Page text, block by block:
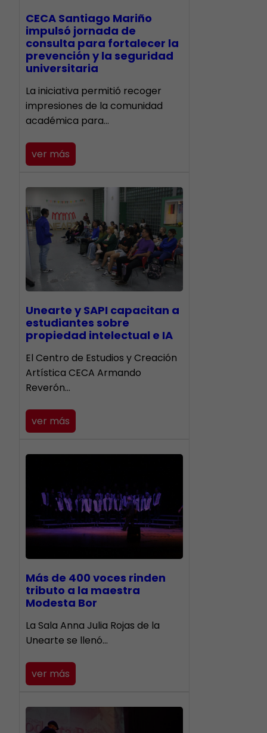
CECA Santiago Mariño
impulsó jornada de
consulta para fortalecer la
prevención y la seguridad
universitaria
La iniciativa permitió recoger
impresiones de la comunidad
académica para…
ver más
Unearte y SAPI capacitan a
estudiantes sobre
propiedad intelectual e IA
El Centro de Estudios y Creación
Artística CECA Armando
Reverón…
ver más
Más de 400 voces rinden
tributo a la maestra
Modesta Bor
​La Sala Anna Julia Rojas de la
Unearte se llenó…
ver más